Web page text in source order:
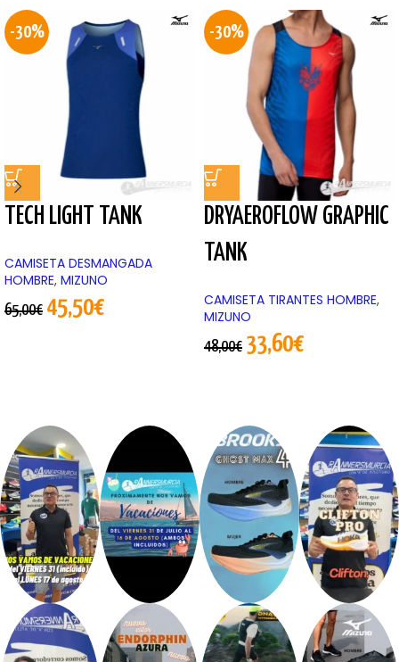
-30%
TECH LIGHT TANK
CAMISETA DESMANGADA
HOMBRE, MIZUNO
65,00€ 45,50€
-30%
DRYAEROFLOW GRAPHIC
TANK
CAMISETA TIRANTES HOMBRE,
MIZUNO
48,00€ 33,60€